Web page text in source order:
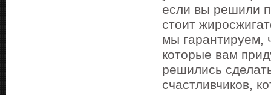
если вы решили
стоит
мы гарантируем,
которые вам
решились
счастливчиков,